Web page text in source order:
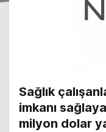
Sağlık
imkanı
milyon dolar